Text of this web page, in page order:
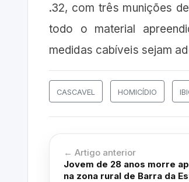
.32, com três munições
todo o material
medidas cabíveis sejam
CASCAVEL HOMICÍDIO
← Artigo anterior
Jovem de 28 anos morre
na zona rural de Barra da